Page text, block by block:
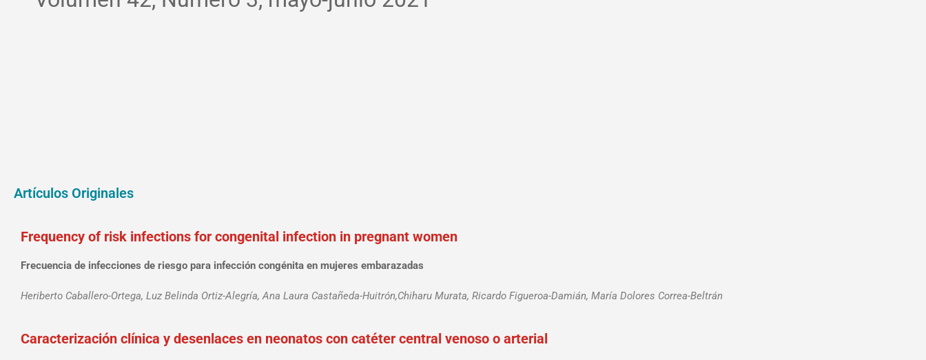
Artículos Originales
Frequency of risk infections for congenital infection in pregnant women
Frecuencia de infecciones de riesgo para infección congénita en mujeres embarazadas
Heriberto Caballero-Ortega, Luz Belinda Ortiz-Alegría, Ana Laura Castañeda-Huitrón,Chiharu Murata, Ricardo Figueroa-Damián, María Dolores Correa-Beltrán
Caracterización clínica y desenlaces en neonatos con catéter central venoso o arterial